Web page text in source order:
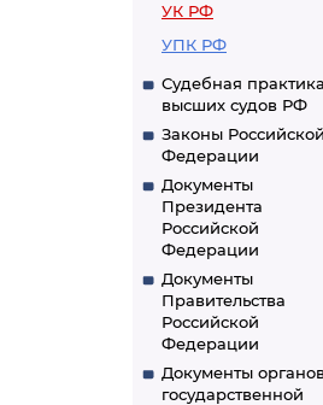
УК РФ
УПК РФ
Судебная практика
высших судов РФ
Законы Российской
Федерации
Документы
Президента
Российской
Федерации
Документы
Правительства
Российской
Федерации
Документы
государственной